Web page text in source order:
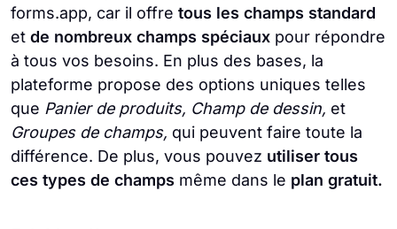
forms.app, car il offre tous les champs standard
et de nombreux champs spéciaux pour répondre
à tous vos besoins. En plus des bases, la
plateforme propose des options uniques telles
que Panier de produits, Champ de dessin, et
Groupes de champs, qui peuvent faire toute la
différence. De plus, vous pouvez utiliser tous
ces types de champs même dans le plan gratuit.